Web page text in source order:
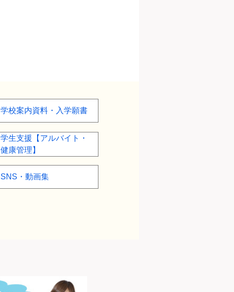
学校案内資料・入学願書
学生支援【アルバイト・
健康管理】
SNS・動画集